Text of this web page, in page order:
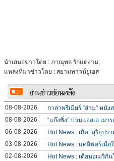
นำเสนอข่าวโดย : ภาณุพล รักแต่งาม,
แหล่งที่มาข่าวโดย : สยามทาวน์ยูเอส
08-08-2026
กาล่าพรีเมียร์ “ล่าม” หนั
08-08-2026
“แก๊งซิ่ง” ป่วนแอลเอ เผ
06-08-2026
Hot News : เกิด “สุริยุป
03-08-2026
Hot News : แคลิฟอร์เนีย
02-08-2026
Hot News : เตือนอเมริกั